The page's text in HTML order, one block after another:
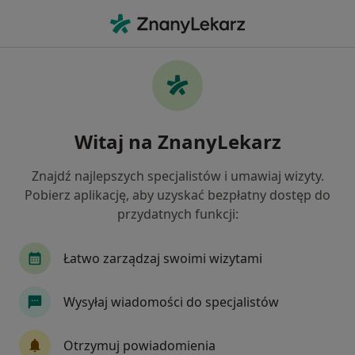
Witaj na ZnanyLekarz
Znajdź najlepszych specjalistów i umawiaj wizyty.
Pobierz aplikację, aby uzyskać bezpłatny dostęp do
przydatnych funkcji:
Łatwo zarządzaj swoimi wizytami
Wysyłaj wiadomości do specjalistów
Otrzymuj powiadomienia
Chirurg • Pleszew, wielkopolskie
Jak działają wyniki wyszukiwania
dr Kawa Hasan
Chirurg, Lekarz wykonujący zabiegi medycyny estetycznej,